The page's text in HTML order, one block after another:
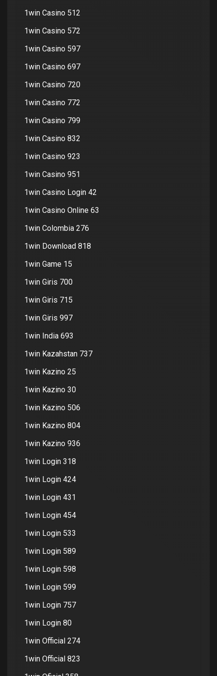
1win Casino 512
1win Casino 572
1win Casino 597
1win Casino 697
1win Casino 720
1win Casino 772
1win Casino 799
1win Casino 832
1win Casino 923
1win Casino 951
1win Casino Login 42
1win Casino Online 63
1win Colombia 276
1win Download 818
1win Game 15
1win Giris 700
1win Giris 715
1win Giris 997
1win India 693
1win Kazahstan 737
1win Kazino 25
1win Kazino 30
1win Kazino 506
1win Kazino 804
1win Kazino 936
1win Login 318
1win Login 424
1win Login 431
1win Login 454
1win Login 533
1win Login 589
1win Login 598
1win Login 599
1win Login 757
1win Login 80
1win Official 274
1win Official 823